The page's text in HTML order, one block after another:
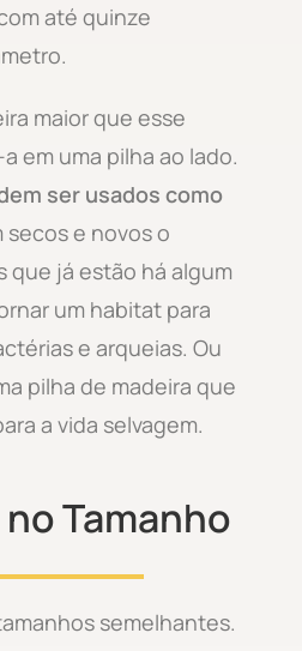
até quinze
maior que esse
em uma pilha ao lado.
ser usados como
secos e novos o
que já estão há algum
um habitat para
e arqueias. Ou
pilha de madeira que
a vida selvagem.
Tamanho
semelhantes.